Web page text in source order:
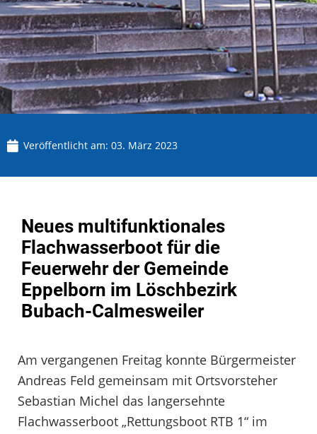
Veröffentlicht am: 03. März 2023
Neues multifunktionales
Flachwasserboot für die
Feuerwehr der Gemeinde
Eppelborn im Löschbezirk
Bubach-Calmesweiler
Am vergangenen Freitag konnte Bürgermeister
Andreas Feld gemeinsam mit Ortsvorsteher
Sebastian Michel das langersehnte
Flachwasserboot „Rettungsboot RTB 1“ im